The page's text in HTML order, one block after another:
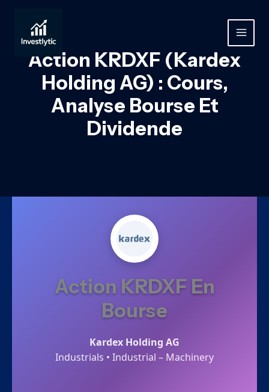
contenu
MAIN
Action KRDXF (Kardex
Holding AG) : Cours,
Analyse Bourse Et
Dividende
Action KRDXF En
Bourse
Kardex Holding AG
Industrials • Industrial – Machinery